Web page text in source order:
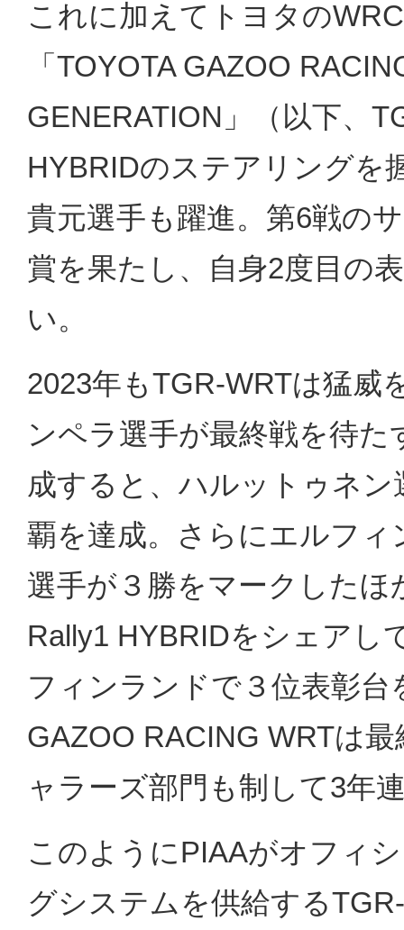
これに加えてトヨタの
「TOYOTA GAZOO
GENERATION」（以下、
HYBRIDのステアリングを
貴元選手も躍進。第6戦の
賞を果たし、自身2度目の
い。
2023年もTGR-WRTは猛威
ンペラ選手が最終戦を待
成すると、ハルットゥネ
覇を達成。さらにエルフ
選手が３勝をマークしたほ
Rally1 HYBRIDをシェアし
フィンランドで３位表彰
GAZOO RACING WRTは
ャラーズ部門も制して3年
このようにPIAAがオフィ
グシステムを供給する